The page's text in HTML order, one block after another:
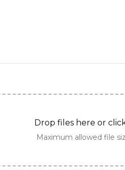
Drop files here or
Maximum allowed file